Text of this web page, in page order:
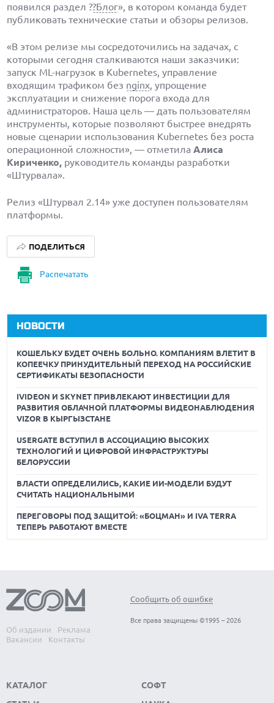
появился раздел ??Блог», в котором команда будет
публиковать технические статьи и обзоры релизов.
«В этом релизе мы сосредоточились на задачах, с
которыми сегодня сталкиваются наши заказчики:
запуск ML-нагрузок в Kubernetes, управление
входящим трафиком без nginx, упрощение
эксплуатации и снижение порога входа для
администраторов. Наша цель — дать пользователям
инструменты, которые позволяют быстрее внедрять
новые сценарии использования Kubernetes без роста
операционной сложности», — отметила Алиса
Кириченко, руководитель команды разработки
«Штурвала».
Релиз «Штурвал 2.14» уже доступен пользователям
платформы.
Распечатать
ПОДЕЛИТЬСЯ
НОВОСТИ
КОШЕЛЬКУ БУДЕТ ОЧЕНЬ БОЛЬНО. КОМПАНИЯМ ВЛЕТИТ В
КОПЕЕЧКУ ПРИНУДИТЕЛЬНЫЙ ПЕРЕХОД НА РОССИЙСКИЕ
СЕРТИФИКАТЫ БЕЗОПАСНОСТИ
IVIDEON И SKYNET ПРИВЛЕКАЮТ ИНВЕСТИЦИИ ДЛЯ
РАЗВИТИЯ ОБЛАЧНОЙ ПЛАТФОРМЫ ВИДЕОНАБЛЮДЕНИЯ
VIZOR В КЫРГЫЗСТАНЕ
USERGATE ВСТУПИЛ В АССОЦИАЦИЮ ВЫСОКИХ
ТЕХНОЛОГИЙ И ЦИФРОВОЙ ИНФРАСТРУКТУРЫ
БЕЛОРУССИИ
ВЛАСТИ ОПРЕДЕЛИЛИСЬ, КАКИЕ ИИ-МОДЕЛИ БУДУТ
СЧИТАТЬ НАЦИОНАЛЬНЫМИ
ПЕРЕГОВОРЫ ПОД ЗАЩИТОЙ: «БОЦМАН» И IVA TERRA
ТЕПЕРЬ РАБОТАЮТ ВМЕСТЕ
Об издании
Реклама
Вакансии
Контакты
Сообщить об ошибке
Все права защищены ©1995 – 2026
КАТАЛОГ
СОФТ